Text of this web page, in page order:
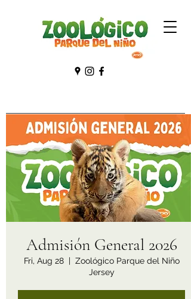
Admisión General 2026
Fri, Aug 28
  |
Zoológico Parque del Niño
Jersey